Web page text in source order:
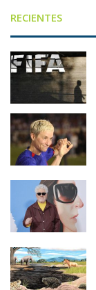
RECIENTES